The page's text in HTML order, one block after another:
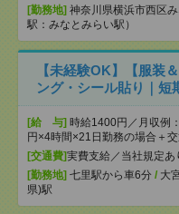
[勤務地] 神奈川県横浜市西区
駅：みなとみらい駅）
【未経験OK】【服装
ング・シール貼り｜短
[給 与] 時給1400円／月収例
円×4時間×21日勤務の場合＋
[交通費]実費支給／当社規定あ
[勤務地] 七里駅から車6分 / 大
県)駅